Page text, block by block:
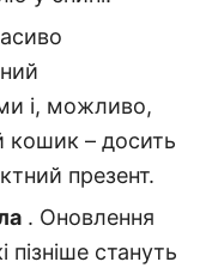
і, можливо,
кошик – досить
презент.
. Оновлення
пізніше стануть